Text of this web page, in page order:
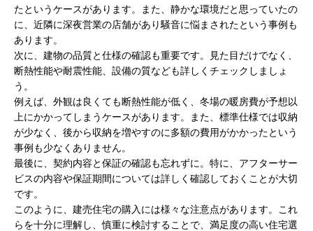
たというケースがあります。また、静かな環境だと思っていたの
に、近隣に深夜営業の店舗があり騒音に悩まされたという事例も
あります。
次に、建物の品質と仕様の確認も重要です。見た目だけでなく、
断熱性能や耐震性能、設備の質なども詳しくチェックしましょ
う。
例えば、外観は良くても断熱性能が低く、冬場の暖房費が予想以
上にかかってしまうケースがあります。また、標準仕様では収納
が少なく、後から収納を増やすのに多額の費用がかかったという
事例も少なくありません。
最後に、契約内容と保証の確認も忘れずに。特に、アフターサー
ビスの内容や保証期間については詳しく確認しておくことが大切
です。
このように、建売住宅の購入には様々な注意点があります。これ
らを十分に理解し、慎重に検討することで、満足度の高い住宅選